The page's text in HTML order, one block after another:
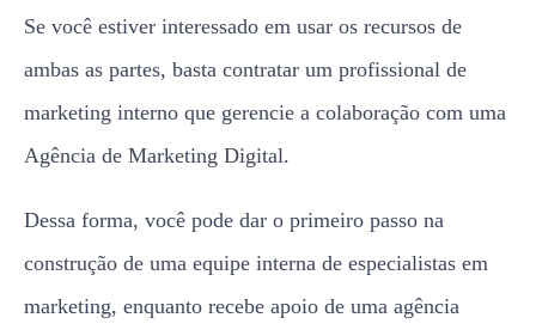
Se você estiver interessado em usar os recursos de
ambas as partes, basta contratar um profissional de
marketing interno que gerencie a colaboração com uma
Agência de Marketing Digital.
Dessa forma, você pode dar o primeiro passo na
construção de uma equipe interna de especialistas em
marketing, enquanto recebe apoio de uma agência